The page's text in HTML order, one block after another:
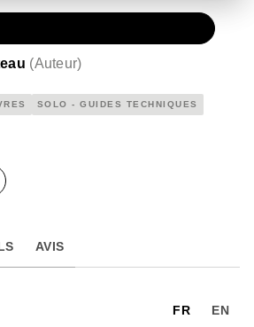
(Auteur)
SOLO - GUIDES TECHNIQUES
AVIS
FR EN